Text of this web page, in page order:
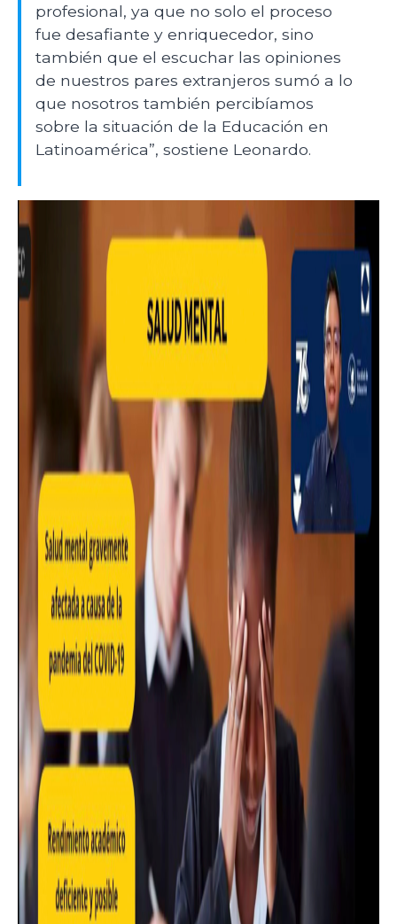
profesional, ya que no solo el proceso
fue desafiante y enriquecedor, sino
también que el escuchar las opiniones
de nuestros pares extranjeros sumó a lo
que nosotros también percibíamos
sobre la situación de la Educación en
Latinoamérica”, sostiene Leonardo.